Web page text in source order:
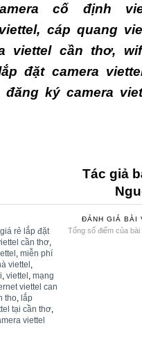
cố định
, cáp quang
viettel cần thơ,
đặt camera
đăng ký camera
Tác giả
rẻ lắp đặt
cần thơ,
, miễn phí
viettel ,
, viettel , mạng
viettel can
tho, lắp
tại cần thơ,
viettel
ĐÁNH GIÁ BÀI
Tổng số điểm của